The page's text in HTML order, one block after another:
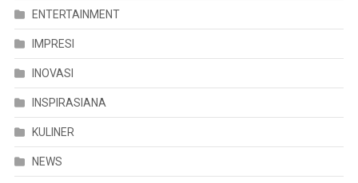
ENTERTAINMENT
IMPRESI
INOVASI
INSPIRASIANA
KULINER
NEWS